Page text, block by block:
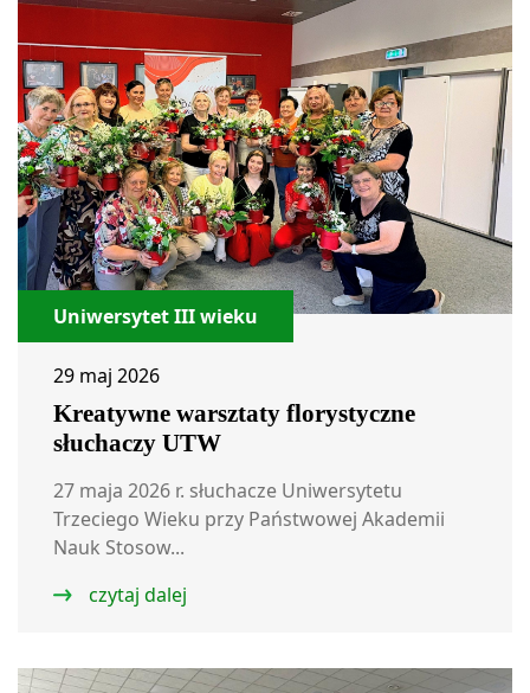
Uniwersytet III wieku
29 maj 2026
Kreatywne warsztaty florystyczne
słuchaczy UTW
27 maja 2026 r. słuchacze Uniwersytetu
Trzeciego Wieku przy Państwowej Akademii
Nauk Stosow...
czytaj dalej